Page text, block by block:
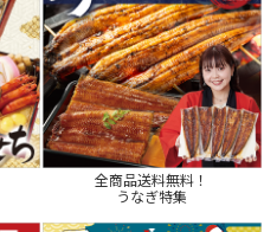
全商品送料無料！
うなぎ特集